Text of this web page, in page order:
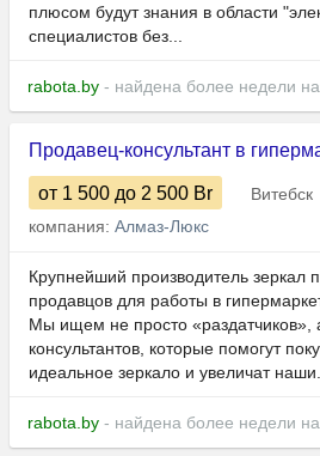
плюсом будут знания в области
специалистов без...
rabota.by - найдена более недели
Продавец-консультант в
от 1 500 до 2 500 Br
Витебск
компания: Алмаз-Люкс
Крупнейший производитель зеркал
продавцов для работы в
Мы ищем не просто «раздатчиков»,
консультантов, которые помогут
идеальное зеркало и увеличат
rabota.by - найдена более недели